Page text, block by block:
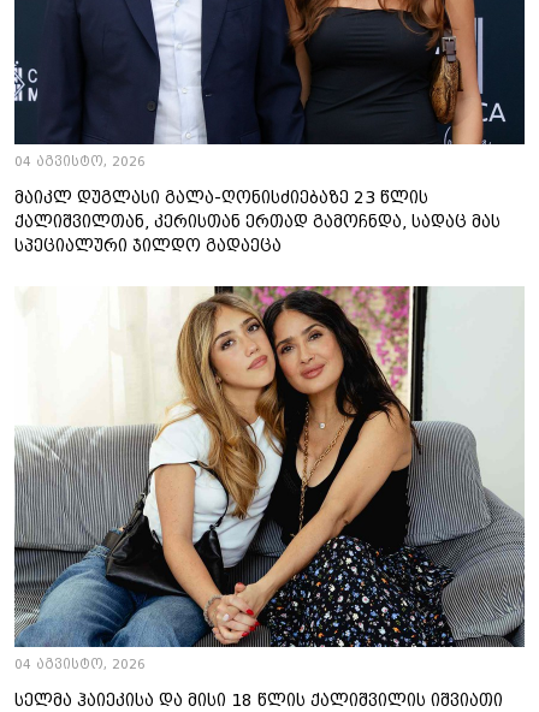
04 აგვისტო, 2026
მაიკლ დუგლასი გალა-ღონისძიებაზე 23 წლის
ქალიშვილთან, კერისთან ერთად გამოჩნდა, სადაც მას
სპეციალური ჯილდო გადაეცა
04 აგვისტო, 2026
სელმა ჰაიეკისა და მისი 18 წლის ქალიშვილის იშვიათი